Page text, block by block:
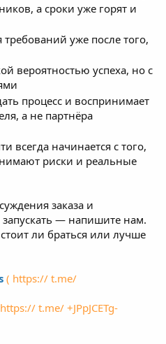
а сроки уже горят и
уже после того,
вероятностью успеха, но с
процесс и воспринимает
а не партнёра
всегда начинается с того,
риски и реальные
заказа и
запускать — напишите нам.
ли браться или лучше
( https:// t.me/
t.me/ +JPpJCETg-